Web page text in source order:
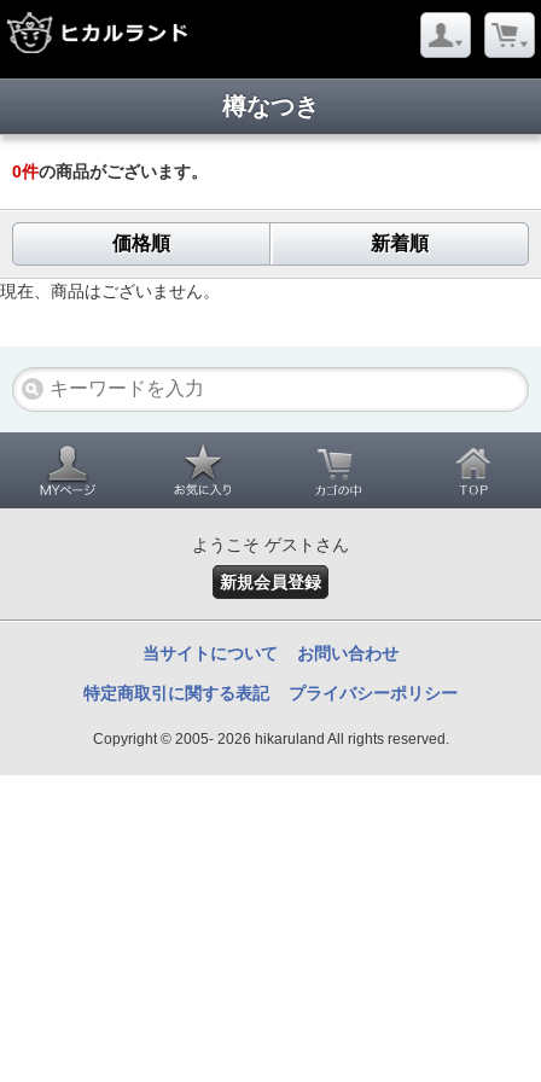
樽なつき
0件の商品がございます。
価格順 新着順
現在、商品はございません。
ようこそ ゲストさん
新規会員登録
当サイトについて お問い合わせ
特定商取引に関する表記 プライバシーポリシー
Copyright © 2005- 2026 hikaruland All rights reserved.